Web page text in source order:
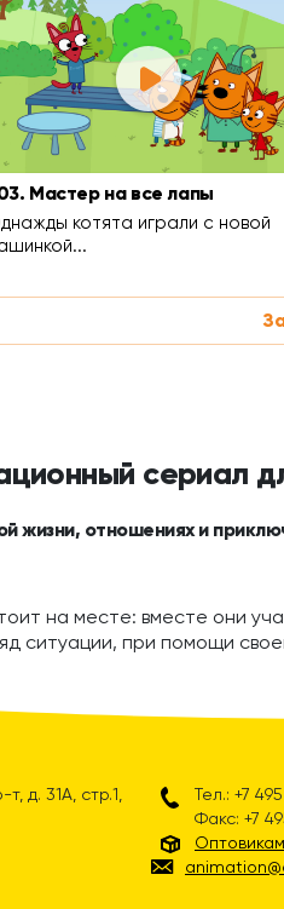
Мастер на все лапы
котята играли с новой
сериал
жизни, отношениях и
на месте: вместе они
ситуации, при помощи
д. 31А, стр.1,
Тел.: +7
Факс: +7
Оптовикам